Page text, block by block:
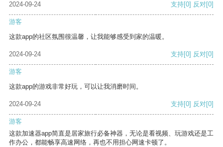
2024-09-24 支持[0] 反对[0]
游客
这款app的社区氛围很温馨，让我能够感受到家的温暖。
2024-09-24 支持[0] 反对[0]
游客
这款app的游戏非常好玩，可以让我消磨时间。
2024-09-24 支持[0] 反对[0]
游客
这款加速器app简直是居家旅行必备神器，无论是看视频、玩游戏还是工
作办公，都能畅享高速网络，再也不用担心网速卡顿了。